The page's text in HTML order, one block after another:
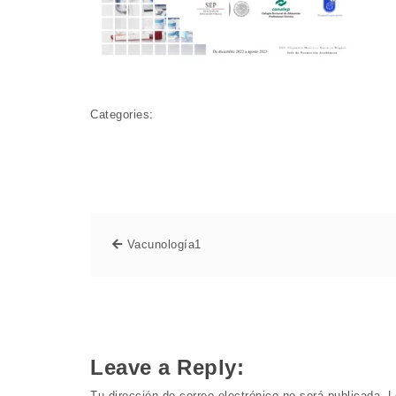
Categories:
Vacunología1
Leave a Reply: